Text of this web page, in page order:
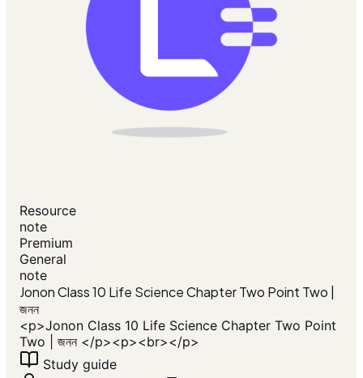
Resource
note
Premium
General
note
Jonon Class 10 Life Science Chapter Two Point Two |
জনন
<p>Jonon Class 10 Life Science Chapter Two Point
Two | জনন </p><p><br></p>
Study guide